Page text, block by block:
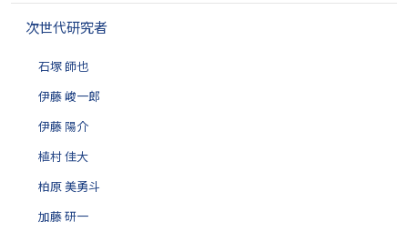
ゲ
次世代研究者
石塚 師也
伊藤 峻一郎
伊藤 陽介
植村 佳大
柏原 美勇斗
加藤 研一